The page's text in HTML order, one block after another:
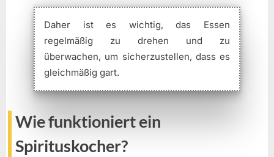
Daher ist es wichtig, das Essen
regelmäßig zu drehen und zu
überwachen, um sicherzustellen, dass es
gleichmäßig gart.
Wie funktioniert ein
Spirituskocher?